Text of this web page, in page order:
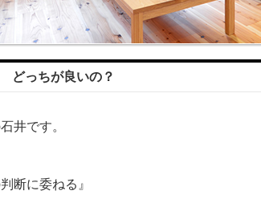
っちが良いの？
井です。
断に委ねる』